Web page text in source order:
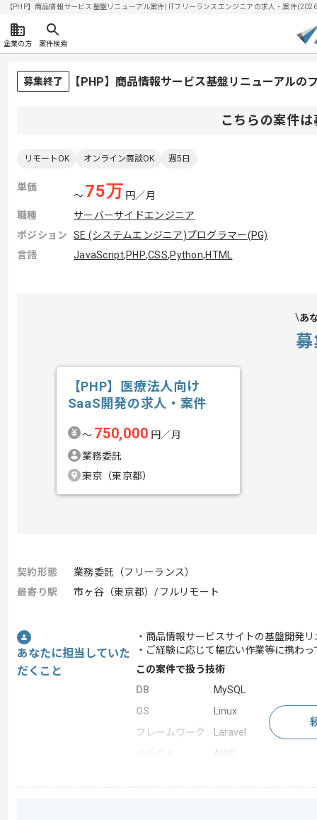
【PHP】商品情報サービス基盤リニューアル案件| ITフリーランスエンジニアの求人・案件
企業の方 案件検索
募集終了 【PHP】商品情報サービス基盤リニューアルの
こちらの案件
リモートOK オンライン商談OK 週5日
単価
〜75万 円／月
職種
サーバーサイドエンジニア
ポジション
SE (システムエンジニア)プログラマー(PG)
言語
JavaScript,PHP,CSS,Python,HTML
あ
【PHP】医療法人向け
SaaS開発の求人・案件
〜 750,000 円／月
業務委託
東京（東京都）
契約形態
業務委託（フリーランス）
最寄り駅
市ヶ谷（東京都）/フルリモート
あなたに担当していた
だくこと
・商品情報サービスサイトの基盤開発
・ご経験に応じて幅広い作業等に携わ
この案件で扱う技術
DB
MySQL
OS
Linux
フレームワーク
Laravel
AWS